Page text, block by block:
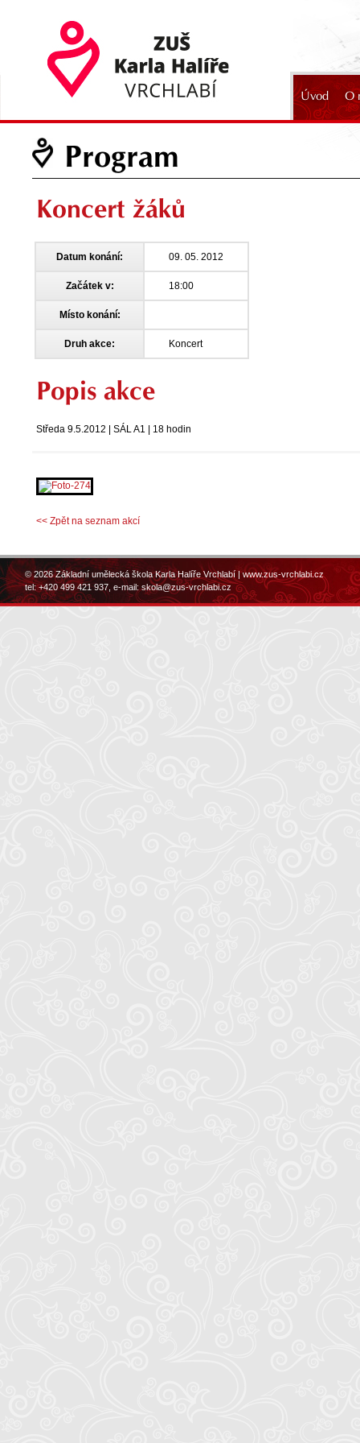
Úvod O
Program
Koncert žáků
Datum konání: 09. 05. 2012
Začátek v: 18:00
Místo konání:
Druh akce: Koncert
Popis akce
Středa 9.5.2012 | SÁL A1 | 18 hodin
<< Zpět na seznam akcí
© 2026 Základní umělecká škola Karla Halíře Vrchlabí |www.zus-vrchlabi.cz
tel: +420 499 421 937, e-mail:skola@zus-vrchlabi.cz